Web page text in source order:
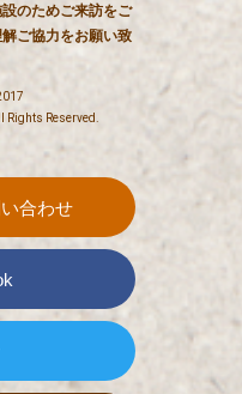
のためご来訪をご
ご協力をお願い致
Rights Reserved.
合わせ